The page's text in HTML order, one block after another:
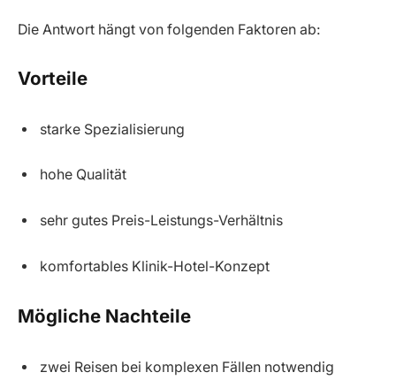
Die Antwort hängt von folgenden Faktoren ab:
Vorteile
starke Spezialisierung
hohe Qualität
sehr gutes Preis-Leistungs-Verhältnis
komfortables Klinik-Hotel-Konzept
Mögliche Nachteile
zwei Reisen bei komplexen Fällen notwendig